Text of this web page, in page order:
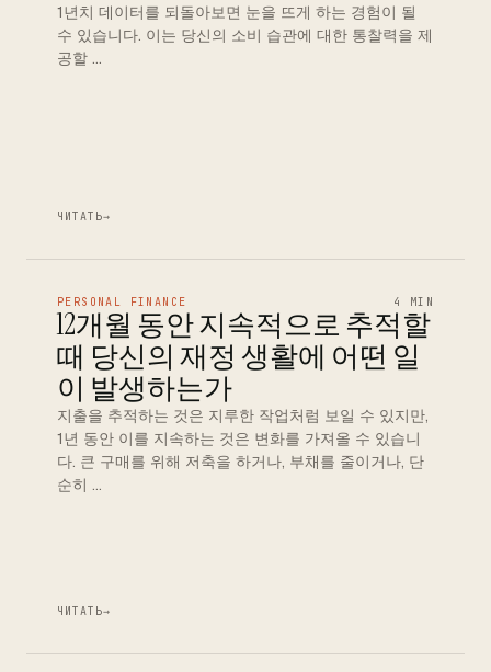
1년치 데이터를 되돌아보면 눈을 뜨게 하는 경험이 될
수 있습니다. 이는 당신의 소비 습관에 대한 통찰력을 제
공할 …
ЧИТАТЬ→
PERSONAL FINANCE 4 MIN
12개월 동안 지속적으로 추적할
때 당신의 재정 생활에 어떤 일
이 발생하는가
지출을 추적하는 것은 지루한 작업처럼 보일 수 있지만,
1년 동안 이를 지속하는 것은 변화를 가져올 수 있습니
다. 큰 구매를 위해 저축을 하거나, 부채를 줄이거나, 단
순히 …
ЧИТАТЬ→